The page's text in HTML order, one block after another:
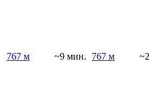
767 м ~9 мин. 767 м